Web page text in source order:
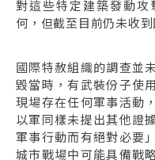
對這些特定建築發動
何，但截至目前仍未收到
國際特赦組織的調查並
毀當時，有武裝份子使
現場存在任何軍事活動
以軍同樣未提出其他證
軍事行動而有絕對必要
城市戰場中可能具備戰